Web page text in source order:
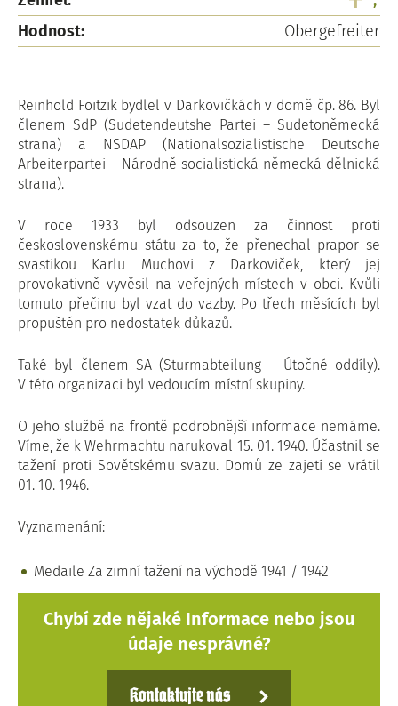
Hodnost:
Obergefreiter
Reinhold Foitzik bydlel v Darkovičkách v domě čp. 86. Byl
členem SdP (Sudetendeutshe Partei – Sudetoněmecká
strana) a NSDAP (Nationalsozialistische Deutsche
Arbeiterpartei – Národně socialistická německá dělnická
strana).
V roce 1933 byl odsouzen za činnost proti
československému státu za to, že přenechal prapor se
svastikou Karlu Muchovi z Darkoviček, který jej
provokativně vyvěsil na veřejných místech v obci. Kvůli
tomuto přečinu byl vzat do vazby. Po třech měsících byl
propuštěn pro nedostatek důkazů.
Také byl členem SA (Sturmabteilung – Útočné oddíly).
V této organizaci byl vedoucím místní skupiny.
O jeho službě na frontě podrobnější informace nemáme.
Víme, že k Wehrmachtu narukoval 15. 01. 1940. Účastnil se
tažení proti Sovětskému svazu. Domů ze zajetí se vrátil
01. 10. 1946.
Vyznamenání:
Medaile Za zimní tažení na východě 1941 / 1942
Chybí zde nějaké Informace nebo jsou
údaje nesprávné?
Kontaktujte nás